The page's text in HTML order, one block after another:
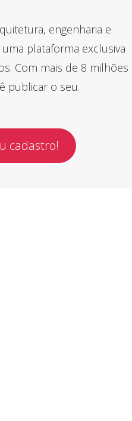
engenharia e
plataforma exclusiva
Com mais de 8 milhões
publicar o seu.
cadastro!